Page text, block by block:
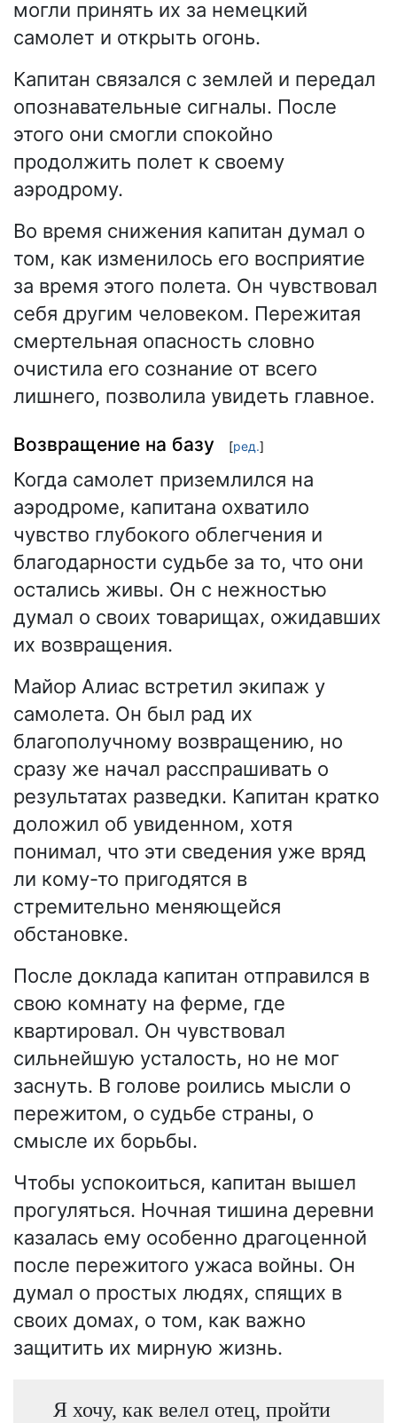
могли принять их за немецкий
самолет и открыть огонь.
Капитан связался с землей и передал
опознавательные сигналы. После
этого они смогли спокойно
продолжить полет к своему
аэродрому.
Во время снижения капитан думал о
том, как изменилось его восприятие
за время этого полета. Он чувствовал
себя другим человеком. Пережитая
смертельная опасность словно
очистила его сознание от всего
лишнего, позволила увидеть главное.
Возвращение на базу [ред.]
Когда самолет приземлился на
аэродроме, капитана охватило
чувство глубокого облегчения и
благодарности судьбе за то, что они
остались живы. Он с нежностью
думал о своих товарищах, ожидавших
их возвращения.
Майор Алиас встретил экипаж у
самолета. Он был рад их
благополучному возвращению, но
сразу же начал расспрашивать о
результатах разведки. Капитан кратко
доложил об увиденном, хотя
понимал, что эти сведения уже вряд
ли кому-то пригодятся в
стремительно меняющейся
обстановке.
После доклада капитан отправился в
свою комнату на ферме, где
квартировал. Он чувствовал
сильнейшую усталость, но не мог
заснуть. В голове роились мысли о
пережитом, о судьбе страны, о
смысле их борьбы.
Чтобы успокоиться, капитан вышел
прогуляться. Ночная тишина деревни
казалась ему особенно драгоценной
после пережитого ужаса войны. Он
думал о простых людях, спящих в
своих домах, о том, как важно
защитить их мирную жизнь.
Я хочу, как велел отец, пройти